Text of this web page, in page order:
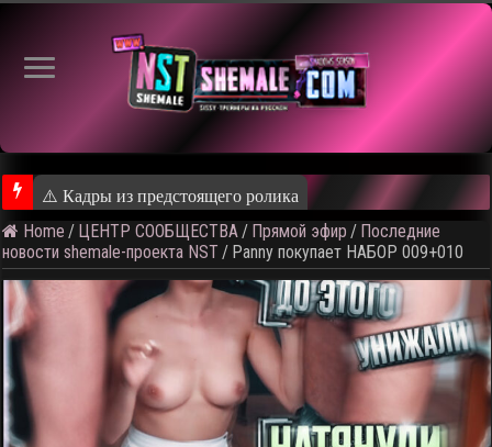
⚠️ Кадры из предстоящего ролика
Home / ЦЕНТР СООБЩЕСТВА / Прямой эфир / Последние
новости shemale-проекта NST / Panny покупает НАБОР 009+010